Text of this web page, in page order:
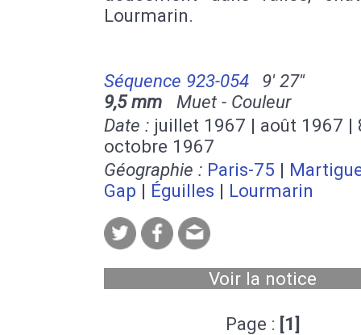
Lourmarin.
Séquence 923-054
9' 27''
9,5 mm Muet - Couleur
Date : juillet 1967 | août 1967 |
octobre 1967
Géographie : Paris-75 |
Gap | Éguilles | Lourmarin
Voir la notice
Page : [1]